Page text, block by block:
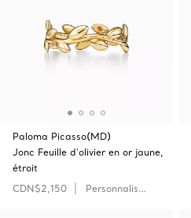
Paloma Picasso(MD)
Jonc Feuille d’olivier en or jaune,
étroit
CDN$2,150
Personnaliser